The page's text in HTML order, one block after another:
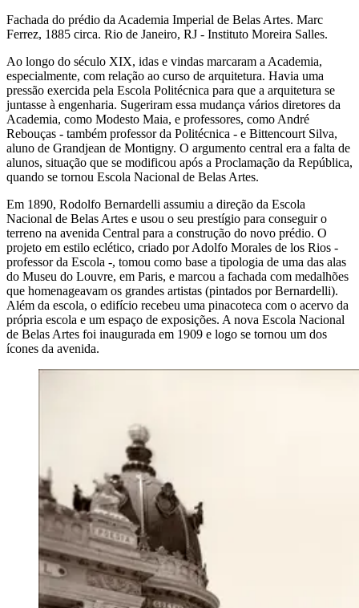
Fachada do prédio da Academia Imperial de Belas Artes. Marc
Ferrez, 1885 circa. Rio de Janeiro, RJ - Instituto Moreira Salles.
Ao longo do século XIX, idas e vindas marcaram a Academia,
especialmente, com relação ao curso de arquitetura. Havia uma
pressão exercida pela Escola Politécnica para que a arquitetura se
juntasse à engenharia. Sugeriram essa mudança vários diretores da
Academia, como Modesto Maia, e professores, como André
Rebouças - também professor da Politécnica - e Bittencourt Silva,
aluno de Grandjean de Montigny. O argumento central era a falta de
alunos, situação que se modificou após a Proclamação da República,
quando se tornou Escola Nacional de Belas Artes.
Em 1890, Rodolfo Bernardelli assumiu a direção da Escola
Nacional de Belas Artes e usou o seu prestígio para conseguir o
terreno na avenida Central para a construção do novo prédio. O
projeto em estilo eclético, criado por Adolfo Morales de los Rios -
professor da Escola -, tomou como base a tipologia de uma das alas
do Museu do Louvre, em Paris, e marcou a fachada com medalhões
que homenageavam os grandes artistas (pintados por Bernardelli).
Além da escola, o edifício recebeu uma pinacoteca com o acervo da
própria escola e um espaço de exposições. A nova Escola Nacional
de Belas Artes foi inaugurada em 1909 e logo se tornou um dos
ícones da avenida.